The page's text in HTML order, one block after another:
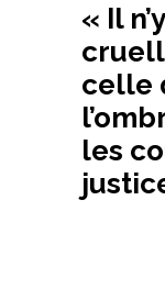
« Il
celle
les